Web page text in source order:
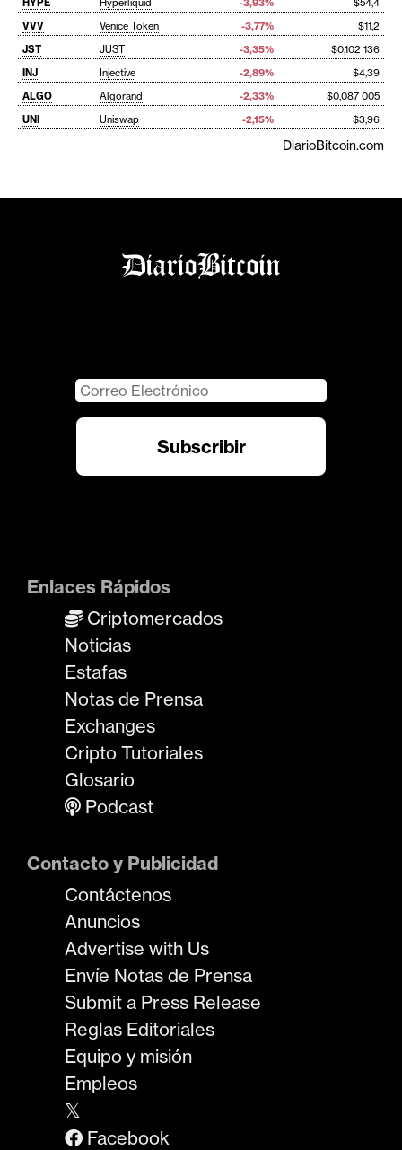
HYPE Hyperliquid -3,93%
$54,4
VVV
Venice Token -3,77%
$11,2
JST
JUST -3,35%
$0,102 136
INJ
Injective -2,89%
$4,39
ALGO
Algorand -2,33%
$0,087 005
UNI
Uniswap -2,15% $3,96
DiarioBitcoin.com
Enlaces Rápidos
Criptomercados
Noticias
Estafas
Notas de Prensa
Exchanges
Cripto Tutoriales
Glosario
Podcast
Contacto y Publicidad
Contáctenos
Anuncios
Advertise with Us
Envíe Notas de Prensa
Submit a Press Release
Reglas Editoriales
Equipo y misión
Empleos
𝕏
Facebook